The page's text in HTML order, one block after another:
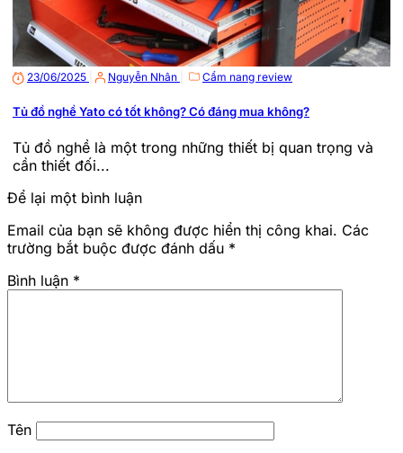
23/06/2025 Nguyễn Nhân Cẩm nang review
Tủ đồ nghề Yato có tốt không? Có đáng mua không?
Tủ đồ nghề là một trong những thiết bị quan trọng và
cần thiết đối...
Để lại một bình luận
Email của bạn sẽ không được hiển thị công khai. Các
trường bắt buộc được đánh dấu *
Bình luận *
Tên